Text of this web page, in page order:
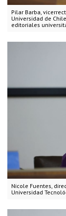
Pilar Barba,
Universidad de
editoriales
Nicole Fuentes,
Universidad